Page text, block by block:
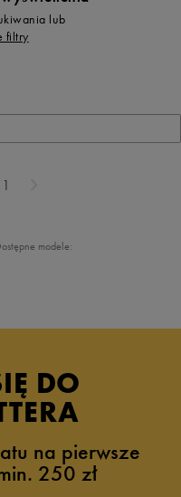
lub
filtry
1
modele:
DO
na pierwsze
250 zł